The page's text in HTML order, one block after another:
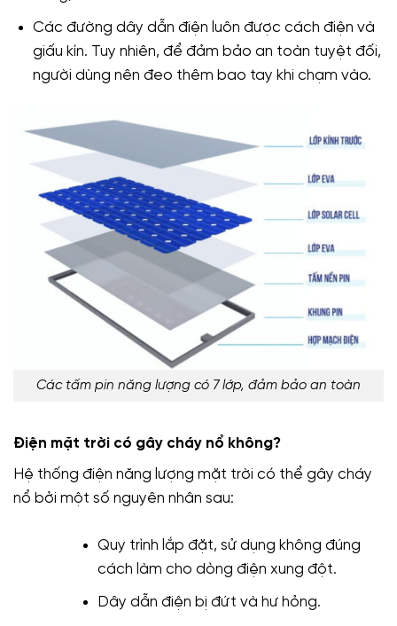
Các đường dây dẫn điện luôn được cách điện và
giấu kín. Tuy nhiên, để đảm bảo an toàn tuyệt đối,
người dùng nên đeo thêm bao tay khi chạm vào.
Các tấm pin năng lượng có 7 lớp, đảm bảo an toàn
Điện mặt trời có gây cháy nổ không?
Hệ thống điện năng lượng mặt trời có thể gây cháy
nổ bởi một số nguyên nhân sau:
Quy trình lắp đặt, sử dụng không đúng
cách làm cho dòng điện xung đột.
Dây dẫn điện bị đứt và hư hỏng.